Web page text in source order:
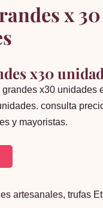
x 30
x30
x30 unidades
consulta
y mayoristas.
artesanales,trufas